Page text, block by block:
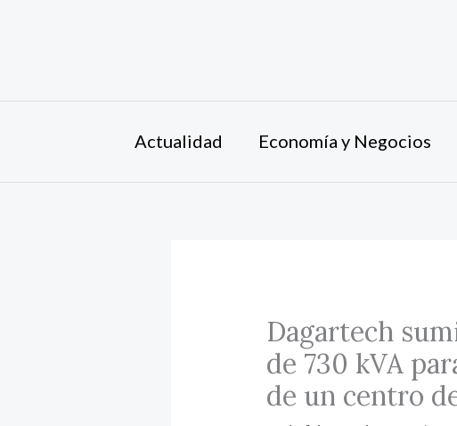
Actualidad Economía y Negocios
Dagartech
de 730 kVA
de un centro